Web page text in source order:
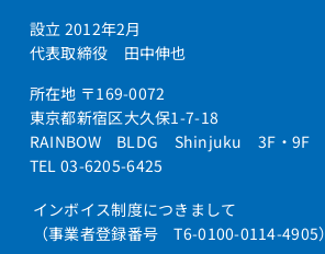
設立 2012年2月
代表取締役 田中伸也
所在地 〒169-0072
東京都新宿区大久保1-7-18
RAINBOW BLDG Shinjuku 3F・9F
TEL 03-6205-6425
インボイス制度につきまして
（事業者登録番号 T6-0100-0114-4905）